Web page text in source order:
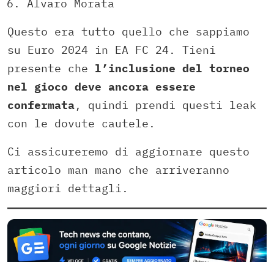
Alvaro Morata
Questo era tutto quello che sappiamo
su Euro 2024 in EA FC 24. Tieni
presente che l’inclusione del torneo
nel gioco deve ancora essere
confermata, quindi prendi questi leak
con le dovute cautele.
Ci assicureremo di aggiornare questo
articolo man mano che arriveranno
maggiori dettagli.